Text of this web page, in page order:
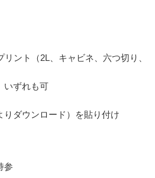
ント（2L、キャビネ、六つ切り、
いずれも可
ダウンロード）を貼り付け
参